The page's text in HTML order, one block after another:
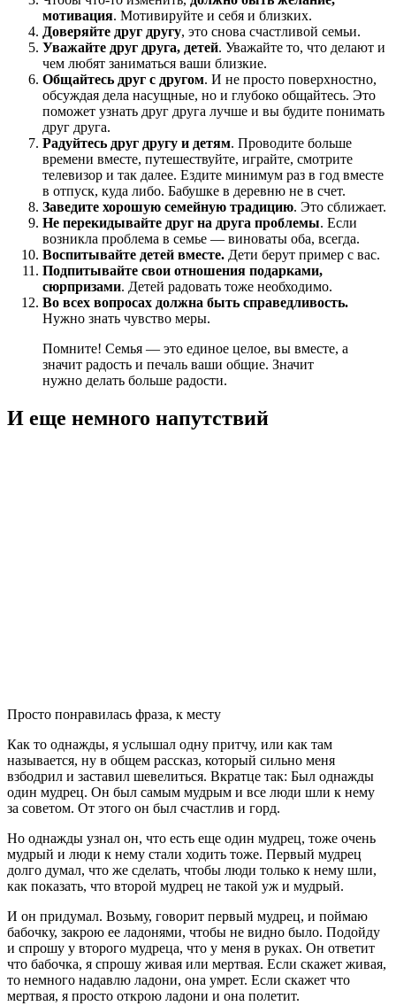
мотивация. Мотивируйте и себя и близких.
Доверяйте друг другу, это снова счастливой семьи.
Уважайте друг друга, детей. Уважайте то, что делают и
чем любят заниматься ваши близкие.
Общайтесь друг с другом. И не просто поверхностно,
обсуждая дела насущные, но и глубоко общайтесь. Это
поможет узнать друг друга лучше и вы будите понимать
друг друга.
Радуйтесь друг другу и детям. Проводите больше
времени вместе, путешествуйте, играйте, смотрите
телевизор и так далее. Ездите минимум раз в год вместе
в отпуск, куда либо. Бабушке в деревню не в счет.
Заведите хорошую семейную традицию. Это сближает.
Не перекидывайте друг на друга проблемы. Если
возникла проблема в семье — виноваты оба, всегда.
Воспитывайте детей вместе. Дети берут пример с вас.
Подпитывайте свои отношения подарками,
сюрпризами. Детей радовать тоже необходимо.
Во всех вопросах должна быть справедливость.
Нужно знать чувство меры.
Помните! Семья — это единое целое, вы вместе, а
значит радость и печаль ваши общие. Значит
нужно делать больше радости.
И еще немного напутствий
Просто понравилась фраза, к месту
Как то однажды, я услышал одну притчу, или как там
называется, ну в общем рассказ, который сильно меня
взбодрил и заставил шевелиться. Вкратце так: Был однажды
один мудрец. Он был самым мудрым и все люди шли к нему
за советом. От этого он был счастлив и горд.
Но однажды узнал он, что есть еще один мудрец, тоже очень
мудрый и люди к нему стали ходить тоже. Первый мудрец
долго думал, что же сделать, чтобы люди только к нему шли,
как показать, что второй мудрец не такой уж и мудрый.
И он придумал. Возьму, говорит первый мудрец, и поймаю
бабочку, закрою ее ладонями, чтобы не видно было. Подойду
и спрошу у второго мудреца, что у меня в руках. Он ответит
что бабочка, я спрошу живая или мертвая. Если скажет живая,
то немного надавлю ладони, она умрет. Если скажет что
мертвая, я просто открою ладони и она полетит.